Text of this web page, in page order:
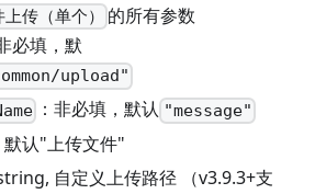
传（单个） 的所有参数
必填，默
upload"
：非必填，默认 "message"
默认"上传文件"
自定义上传路径 （v3.9.3+支